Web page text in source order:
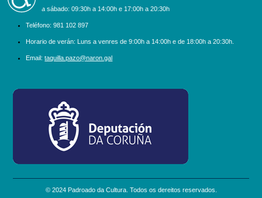
Luns a sábado: 09:30h a 14:00h e 17:00h a 20:30h
Teléfono: 981 102 897
Horario de verán: Luns a venres de 9:00h a 14:00h e de 18:00h a 20:30h.
Email: taquilla.pazo@naron.gal
logo_depcoruna.png
© 2024 Padroado da Cultura. Todos os dereitos reservados.